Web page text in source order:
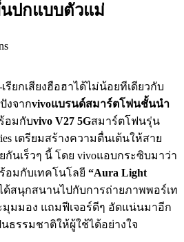
นปกแบบตัวแม่
เรียกเสียงฮือฮาได้ไม่น้อยทีเดียวกับ
งจากvivoแบรนด์สมาร์ตโฟนชั้นนำ
อมกับvivo V27 5Gสมาร์ตโฟนรุ่น
เตรียมสร้างความตื่นเต้นให้สาย
นเร็วๆ นี้ โดย vivoแอบกระซิบมาว่า
มกับเทคโนโลยี “Aura Light
ด้สนุกสนานไปกับการถ่ายภาพพอร์เท
มมอง แถมฟีเจอร์ดีๆ อัดแน่นมาอีก
ธรรมชาติให้ผู้ใช้ได้อย่างใจ